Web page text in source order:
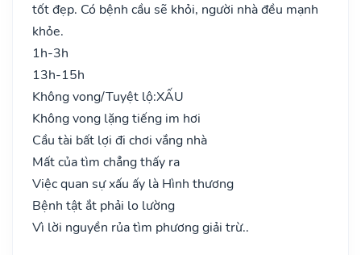
tốt đẹp. Có bệnh cầu sẽ khỏi, người nhà đều mạnh
khỏe.
1h-3h
13h-15h
Không vong/Tuyệt lộ:XẤU
Không vong lặng tiếng im hơi
Cầu tài bất lợi đi chơi vắng nhà
Mất của tìm chẳng thấy ra
Việc quan sự xấu ấy là Hình thương
Bệnh tật ắt phải lo lường
Vì lời nguyền rủa tìm phương giải trừ..